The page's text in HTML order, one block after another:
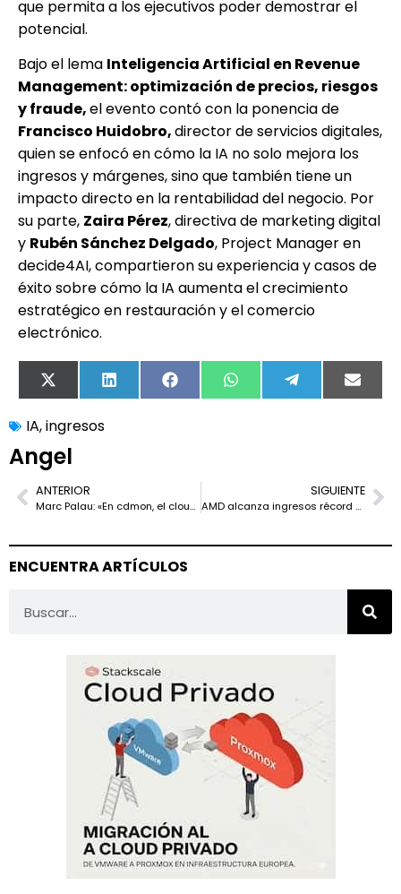
que permita a los ejecutivos poder demostrar el
potencial.
Bajo el lema Inteligencia Artificial en Revenue
Management: optimización de precios, riesgos
y fraude,el evento contó con la ponencia de
Francisco Huidobro,director de servicios digitales,
quien se enfocó en cómo la IA no solo mejora los
ingresos y márgenes, sino que también tiene un
impacto directo en la rentabilidad del negocio. Por
su parte, Zaira Pérez, directiva de marketing digital
y Rubén Sánchez Delgado, Project Manager en
decide4AI, compartieron su experiencia y casos de
éxito sobre cómo la IA aumenta el crecimiento
estratégico en restauración y el comercio
electrónico.
X
(Twitter)
LinkedIn FacebookWhatsApp TelegramEmail
IA,ingresos
Angel
ANTERIOR
Marc Palau: «En cdmon, el cloud computing es nuestra apuesta para un futuro seguro y sostenible»
SIGUIENTE
AMD alcanza ingresos récord en el tercer trimestre de 2024 impulsados por la fuerte demanda de procesadores EPYC y Ryzen
ENCUENTRA ARTÍCULOS